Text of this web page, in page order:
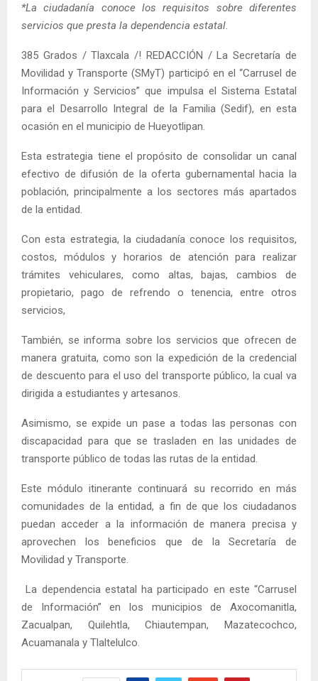
*La ciudadanía conoce los requisitos sobre diferentes
servicios que presta la dependencia estatal.
385 Grados / Tlaxcala /! REDACCIÓN / La Secretaría de
Movilidad y Transporte (SMyT) participó en el “Carrusel de
Información y Servicios” que impulsa el Sistema Estatal
para el Desarrollo Integral de la Familia (Sedif), en esta
ocasión en el municipio de Hueyotlipan.
Esta estrategia tiene el propósito de consolidar un canal
efectivo de difusión de la oferta gubernamental hacia la
población, principalmente a los sectores más apartados
de la entidad.
Con esta estrategia, la ciudadanía conoce los requisitos,
costos, módulos y horarios de atención para realizar
trámites vehiculares, como altas, bajas, cambios de
propietario, pago de refrendo o tenencia, entre otros
servicios,
También, se informa sobre los servicios que ofrecen de
manera gratuita, como son la expedición de la credencial
de descuento para el uso del transporte público, la cual va
dirigida a estudiantes y artesanos.
Asimismo, se expide un pase a todas las personas con
discapacidad para que se trasladen en las unidades de
transporte público de todas las rutas de la entidad.
Este módulo itinerante continuará su recorrido en más
comunidades de la entidad, a fin de que los ciudadanos
puedan acceder a la información de manera precisa y
aprovechen los beneficios que de la Secretaría de
Movilidad y Transporte.
La dependencia estatal ha participado en este “Carrusel
de Información” en los municipios de Axocomanitla,
Zacualpan, Quilehtla, Chiautempan, Mazatecochco,
Acuamanala y Tlaltelulco.